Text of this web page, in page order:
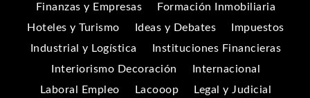
Finanzas y Empresas
Formación Inmobiliaria
Hoteles y Turismo
Ideas y Debates
Impuestos
Industrial y Logística
Instituciones Financieras
Interiorismo Decoración
Internacional
Laboral Empleo
Lacooop
Legal y Judicial